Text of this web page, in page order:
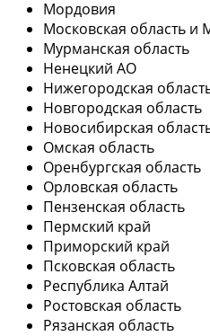
Мордовия
Московская область и
Мурманская область
Ненецкий АО
Нижегородская
Новгородская область
Новосибирская
Омская область
Оренбургская область
Орловская область
Пензенская область
Пермский край
Приморский край
Псковская область
Республика Алтай
Ростовская область
Рязанская область